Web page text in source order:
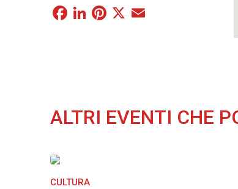
Facebook
LinkedIn
Pinterest
X
ALTRI EVENTI CHE
CULTURA